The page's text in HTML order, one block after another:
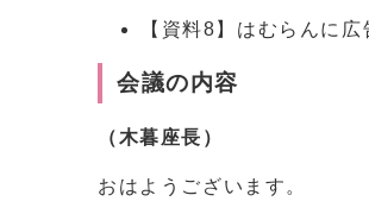
【資料8】はむらんに
会議の内容
（木暮座長）
おはようございます。